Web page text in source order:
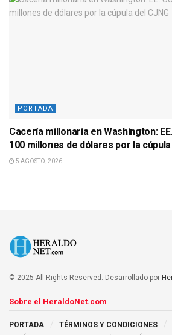
PORTADA
Cacería millonaria en Washington:
100 millones de dólares por la cúpula
5 AGOSTO, 2026
© 2025 All Rights Reserved. Desarrollado por
Sobre el HeraldoNet.com
PORTADA
TÉRMINOS Y CONDICIONES